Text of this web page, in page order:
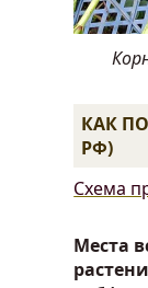
КАК
РФ)
Схема
Места